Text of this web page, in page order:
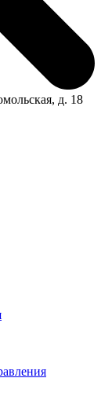
д. 18